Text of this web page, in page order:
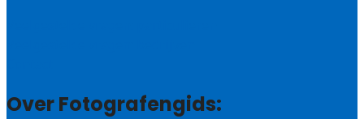
Over Fotografengids: